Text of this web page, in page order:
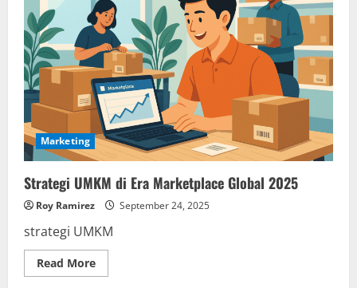
Marketing
Strategi UMKM di Era Marketplace Global 2025
Roy Ramirez September 24, 2025
strategi UMKM
Read MoreRead
more